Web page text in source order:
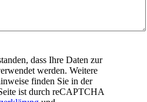
dass Ihre Daten zur
werden. Weitere
finden Sie in der
ist durch reCAPTCHA